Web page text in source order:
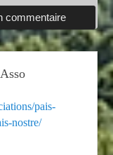
pais-
nostre/